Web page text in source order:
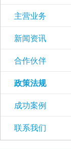
主营业务
新闻资讯
合作伙伴
政策法规
成功案例
联系我们